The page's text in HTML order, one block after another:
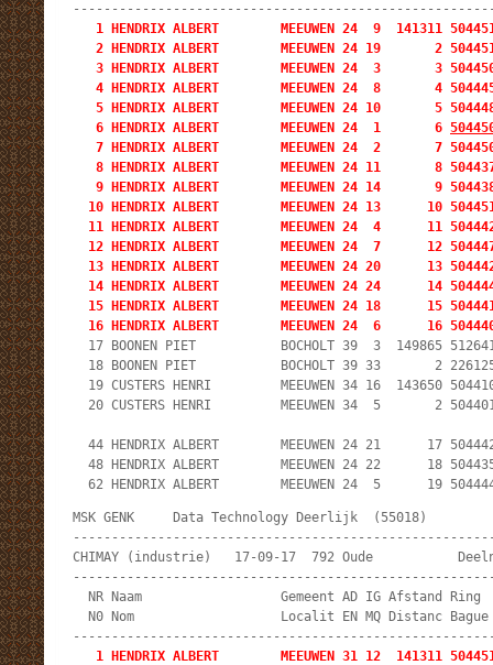
1 HENDRIX ALBERT        MEEUWEN 24  9
2 HENDRIX ALBERT        MEEUWEN 24 19
3 HENDRIX ALBERT        MEEUWEN 24  3
4 HENDRIX ALBERT        MEEUWEN 24  8
5 HENDRIX ALBERT        MEEUWEN 24 10
   6 HENDRIX ALBERT        MEEUWEN 24  1       6
7 HENDRIX ALBERT        MEEUWEN 24  2
8 HENDRIX ALBERT        MEEUWEN 24 11
9 HENDRIX ALBERT        MEEUWEN 24 14
10 HENDRIX ALBERT        MEEUWEN 24 13
11 HENDRIX ALBERT        MEEUWEN 24  4
12 HENDRIX ALBERT        MEEUWEN 24  7
13 HENDRIX ALBERT        MEEUWEN 24 20
14 HENDRIX ALBERT        MEEUWEN 24 24
15 HENDRIX ALBERT        MEEUWEN 24 18
16 HENDRIX ALBERT        MEEUWEN 24  6      16
17 BOONEN PIET           BOCHOLT 39  3
18 BOONEN PIET           BOCHOLT 39 33
19 CUSTERS HENRI         MEEUWEN 34 16
20 CUSTERS HENRI         MEEUWEN 34  5
44 HENDRIX ALBERT        MEEUWEN 24 21
48 HENDRIX ALBERT        MEEUWEN 24 22
62 HENDRIX ALBERT        MEEUWEN 24  5      19
MSK GENK     Data
CHIMAY (industrie)   17-09-17  792 Oude
NR Naam                  Gemeent AD IG
N0 Nom                   Localit EN MQ
1 HENDRIX ALBERT        MEEUWEN 31 12